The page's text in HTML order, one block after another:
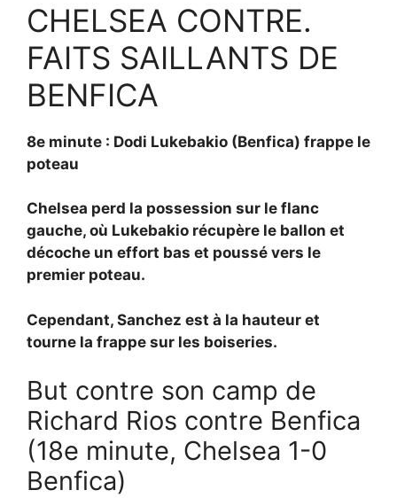
CHELSEA CONTRE.
FAITS SAILLANTS DE
BENFICA
8e minute : Dodi Lukebakio (Benfica) frappe le
poteau
Chelsea perd la possession sur le flanc
gauche, où Lukebakio récupère le ballon et
décoche un effort bas et poussé vers le
premier poteau.
Cependant, Sanchez est à la hauteur et
tourne la frappe sur les boiseries.
But contre son camp de
Richard Rios contre Benfica
(18e minute, Chelsea 1-0
Benfica)